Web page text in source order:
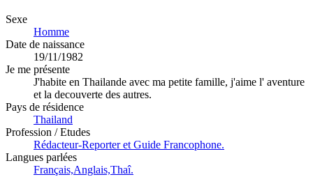
Sexe
Homme
Date de naissance
19/11/1982
Je me présente
J'habite en Thailande avec ma petite famille, j'aime l' aventure
et la decouverte des autres.
Pays de résidence
Thailand
Profession / Etudes
Rédacteur-Reporter et Guide Francophone.
Langues parlées
Français,Anglais,Thaî.